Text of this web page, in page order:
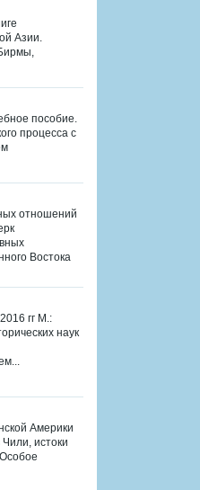
Азии.
пособие.
процесса с
отношений
Востока
гг М.:
наук
Америки
истоки